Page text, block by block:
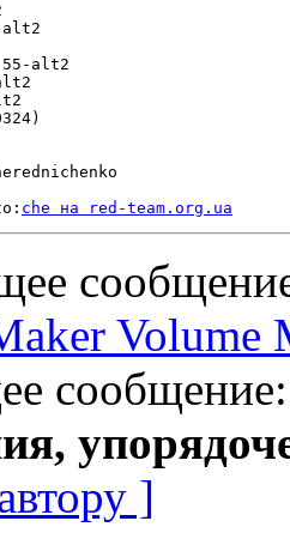
alt2
che на red-team.org.ua
Volume
]